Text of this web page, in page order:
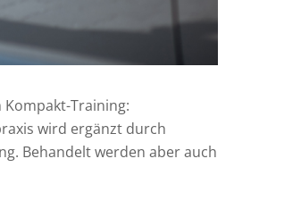
Training:
wird ergänzt durch
Behandelt werden aber auch